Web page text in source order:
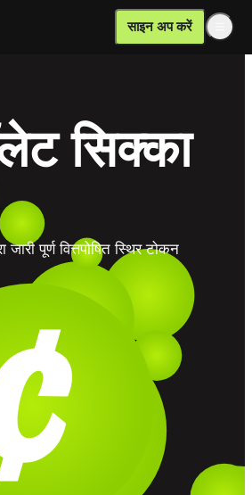
साइन अप करें
सिक्का
जारी पूर्ण वित्तपोषित स्थिर टोकन